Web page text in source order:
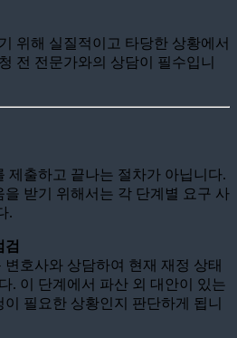
위해 실질적이고 타당한 상황에서
전 전문가와의 상담이 필수입니
제출하고 끝나는 절차가 아닙니다.
받기 위해서는 각 단계별 요구 사
.
검
호사와 상담하여 현재 재정 상태
. 이 단계에서 파산 외 대안이 있는
필요한 상황인지 판단하게 됩니